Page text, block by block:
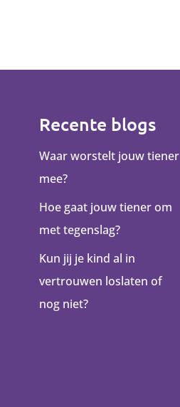
Recente blogs
Waar worstelt jouw tiener
mee?
Hoe gaat jouw tiener om
met tegenslag?
Kun jij je kind al in
vertrouwen loslaten of
nog niet?